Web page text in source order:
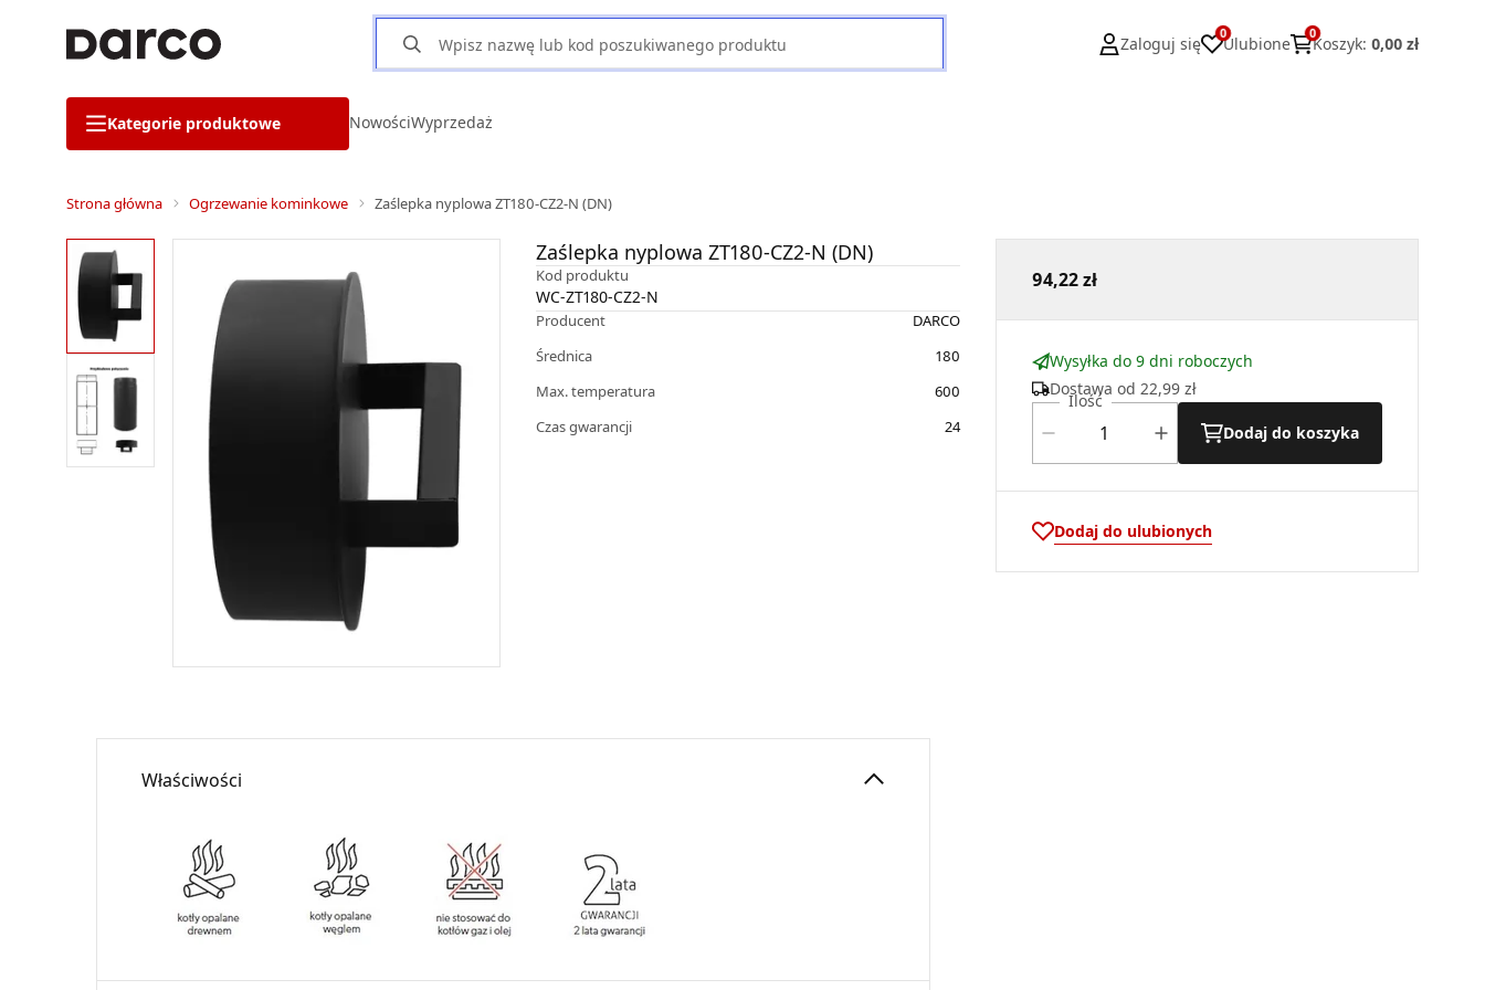
Zaloguj się
0
Ulubione
0
Koszyk: 0,00 zł
Kategorie produktowe NowościWyprzedaż
Strona główna Ogrzewanie kominkowe Zaślepka nyplowa ZT180-CZ2-N (DN)
Zaślepka nyplowa ZT180-CZ2-N (DN)
Kod produktu
WC-ZT180-CZ2-N
Producent
DARCO
Średnica
180
Max. temperatura
600
Czas gwarancji
24
94,22 zł
Wysyłka do 9 dni roboczych
Dostawa od 22,99 zł
Ilość
Dodaj do koszyka
Dodaj do ulubionych
Właściwości